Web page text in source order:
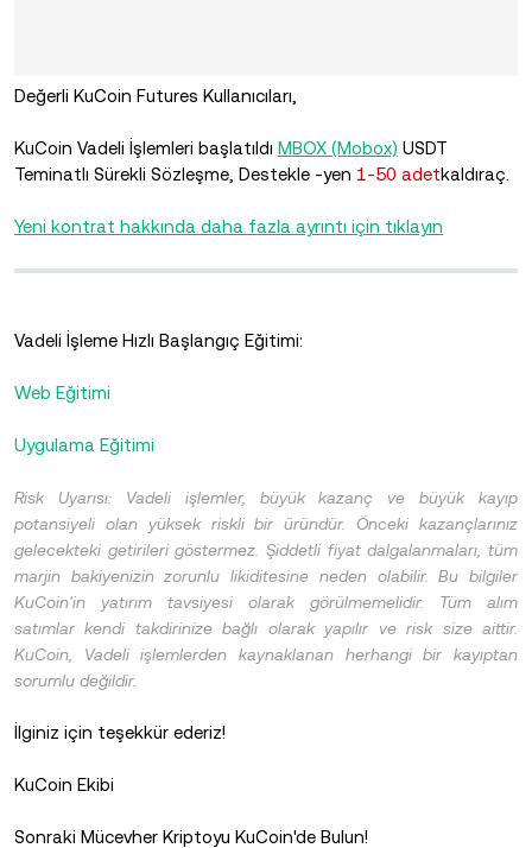
Değerli KuCoin Futures Kullanıcıları,
KuCoin Vadeli İşlemleri başlatıldı MBOX (Mobox) USDT
Teminatlı Sürekli Sözleşme, Destekle -yen 1-50 adetkaldıraç.
Yeni kontrat hakkında daha fazla ayrıntı için tıklayın
Vadeli İşleme Hızlı Başlangıç ​​Eğitimi:
Web Eğitimi
Uygulama Eğitimi
Risk Uyarısı: Vadeli işlemler, büyük kazanç ve büyük kayıp
potansiyeli olan yüksek riskli bir üründür. Önceki kazançlarınız
gelecekteki getirileri göstermez. Şiddetli fiyat dalgalanmaları, tüm
marjin bakiyenizin zorunlu likiditesine neden olabilir. Bu bilgiler
KuCoin'in yatırım tavsiyesi olarak görülmemelidir. Tüm alım
satımlar kendi takdirinize bağlı olarak yapılır ve risk size aittir.
KuCoin, Vadeli işlemlerden kaynaklanan herhangi bir kayıptan
sorumlu değildir.
İlginiz için teşekkür ederiz!
KuCoin Ekibi
Sonraki Mücevher Kriptoyu KuCoin'de Bulun!